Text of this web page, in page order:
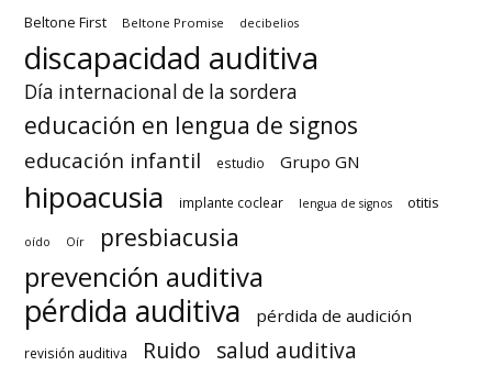
Beltone First Beltone Promise decibelios
discapacidad auditiva
Día internacional de la sordera
educación en lengua de signos
educación infantil estudio Grupo GN
hipoacusia implante coclear lengua de signos otitis
oído Oír presbiacusia
prevención auditiva
pérdida auditiva pérdida de audición
revisión auditiva Ruido salud auditiva